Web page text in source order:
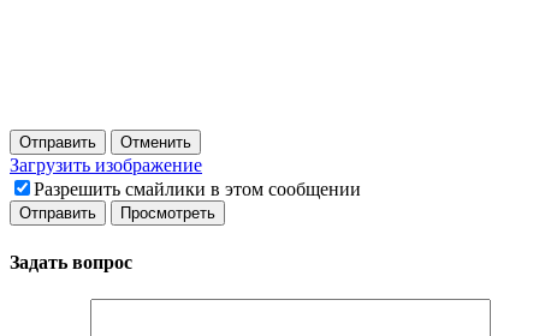
Отправить Отменить
Загрузить изображение
Разрешить смайлики в этом сообщении
Задать вопрос